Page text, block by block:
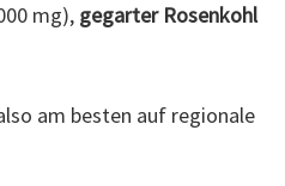
mg), gegarter Rosenkohl
am besten auf regionale